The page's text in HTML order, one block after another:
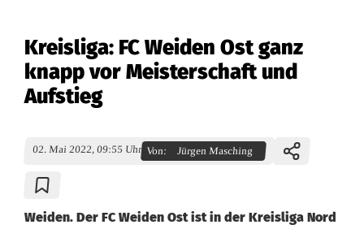
Kreisliga: FC Weiden Ost ganz
knapp vor Meisterschaft und
Aufstieg
02. Mai 2022, 09:55 Uhr Von: Jürgen Masching
Weiden. Der FC Weiden Ost ist in der Kreisliga Nord